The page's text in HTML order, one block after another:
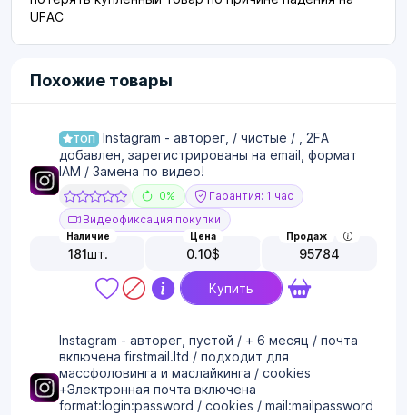
UFAC
Похожие товары
ТОП
Instagram - авторег, / чистые / , 2FA
добавлен, зарегистрированы на email, формат
IAM / Замена по видео!
0%
Гарантия: 1 час
Видеофиксация покупки
Наличие
181шт.
Цена
0.10$
Продаж
95784
Купить
Instagram - авторег, пустой / + 6 месяц / почта
включена firstmail.ltd / подходит для
массфоловинга и маслайкинга / cookies
+Электронная почта включена
format:login:password / cookies / mail:mailpassword